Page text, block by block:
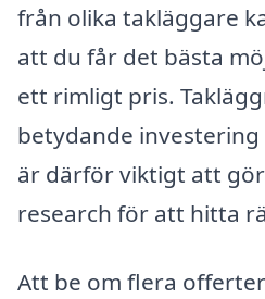
från olika takläggare
att du får det bästa
ett rimligt pris.
betydande
är därför viktigt att
research för att hitta
Att be om flera